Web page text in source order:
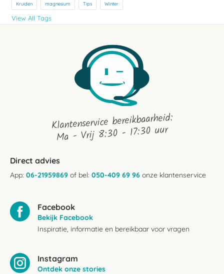
Kruiden magnesium Tips Winter
View All Tags
Klantenservice bereikbaarheid:
Ma - Vrij 8:30 - 17:30 uur
Direct advies
App: 06-21959869 of bel: 050-409 69 96 onze klantenservice
Facebook
Bekijk Facebook
Inspiratie, informatie en bereikbaar voor vragen
Instagram
Ontdek onze stories